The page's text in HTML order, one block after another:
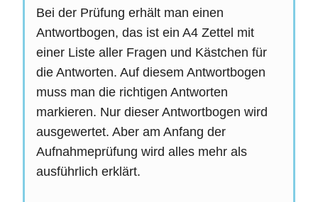
Bei der Prüfung erhält man einen
Antwortbogen, das ist ein A4 Zettel mit
einer Liste aller Fragen und Kästchen für
die Antworten. Auf diesem Antwortbogen
muss man die richtigen Antworten
markieren. Nur dieser Antwortbogen wird
ausgewertet. Aber am Anfang der
Aufnahmeprüfung wird alles mehr als
ausführlich erklärt.